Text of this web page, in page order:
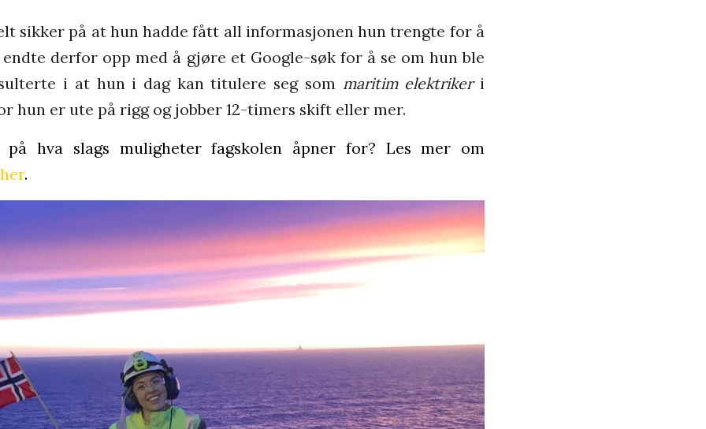
sikker på at hun hadde fått all informasjonen hun trengte for å
endte derfor opp med å gjøre et Google-søk for å se om hun ble
i at hun i dag kan titulere seg som maritim elektrikeri
hun er ute på rigg og jobber 12-timers skift eller mer.
hva slags muligheter fagskolen åpner for? Les mer om
her.